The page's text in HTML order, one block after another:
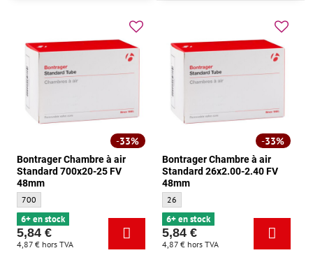
33%
Bontrager Chambre à air
Standard 700x20-25 FV
48mm
Bontrager Chambre à air Standard 700x20-25 FV 48mm - Taille:
700
6+ en stock
5,84 €
4,87 € hors TVA
33%
Bontrager Chambre à air
Standard 26x2.00-2.40 FV
48mm
Bontrager Chambre à air Standard
26
6+ en stock
5,84 €
4,87 € hors TVA